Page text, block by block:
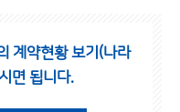
계약현황 보기(나라
면 됩니다.